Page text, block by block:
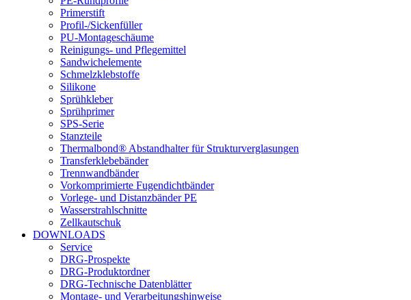
Primerstift
Profil-/Sickenfüller
PU-Montageschäume
Reinigungs- und Pflegemittel
Sandwichelemente
Schmelzklebstoffe
Silikone
Sprühkleber
Sprühprimer
SPS-Serie
Stanzteile
Thermalbond® Abstandhalter für Strukturverglasungen
Transferklebebänder
Trennwandbänder
Vorkomprimierte Fugendichtbänder
Vorlege- und Distanzbänder PE
Wasserstrahlschnitte
Zellkautschuk
DOWNLOADS
Service
DRG-Prospekte
DRG-Produktordner
DRG-Technische Datenblätter
Montage- und Verarbeitungshinweise